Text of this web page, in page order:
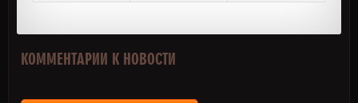
КОММЕНТАРИИ К НОВОСТИ